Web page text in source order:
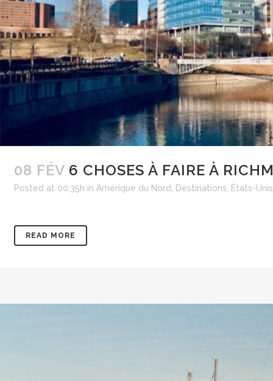
08 FÉV 6 CHOSES À FAIRE À
Posted at 00:35h in Amérique du Nord Destinations États-Unis
READ MORE